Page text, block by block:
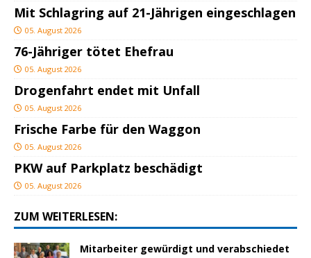
Mit Schlagring auf 21-Jährigen eingeschlagen
05. August 2026
76-Jähriger tötet Ehefrau
05. August 2026
Drogenfahrt endet mit Unfall
05. August 2026
Frische Farbe für den Waggon
05. August 2026
PKW auf Parkplatz beschädigt
05. August 2026
ZUM WEITERLESEN:
Mitarbeiter gewürdigt und verabschiedet